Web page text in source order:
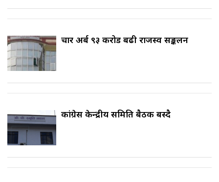
चार अर्ब ९३ करोड बढी राजस्व सङ्कलन
कांग्रेस केन्द्रीय समिति बैठक बस्दै